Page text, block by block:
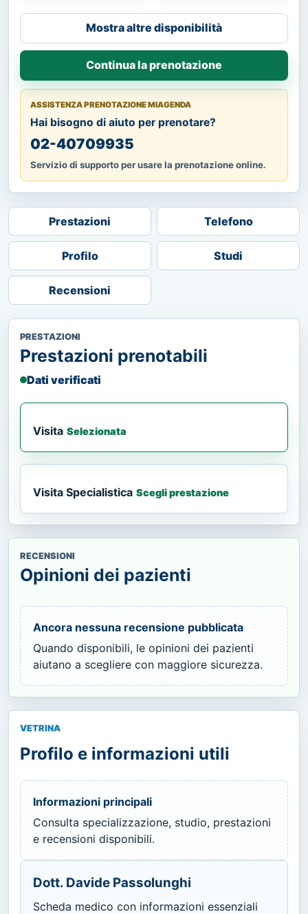
Mostra altre disponibilità
Continua la prenotazione
ASSISTENZA PRENOTAZIONE MIAGENDA
Hai bisogno di aiuto per prenotare?
02-40709935
Servizio di supporto per usare la prenotazione online.
Prestazioni Telefono
Profilo Studi
Recensioni
PRESTAZIONI
Prestazioni prenotabili
Dati verificati
Visita Selezionata
Visita Specialistica Scegli prestazione
RECENSIONI
Opinioni dei pazienti
Ancora nessuna recensione pubblicata
Quando disponibili, le opinioni dei pazienti
aiutano a scegliere con maggiore sicurezza.
VETRINA
Profilo e informazioni utili
Informazioni principali
Consulta specializzazione, studio, prestazioni
e recensioni disponibili.
Dott. Davide Passolunghi
Scheda medico con informazioni essenziali